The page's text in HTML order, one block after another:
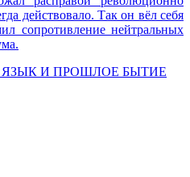
действовало. Так он вёл себя
сопротивление нейтральных
И ПРОШЛОЕ БЫТИЕ